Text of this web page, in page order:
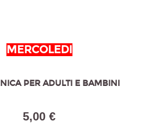
MERCOLEDI
PER ADULTI E BAMBINI
5,00 €